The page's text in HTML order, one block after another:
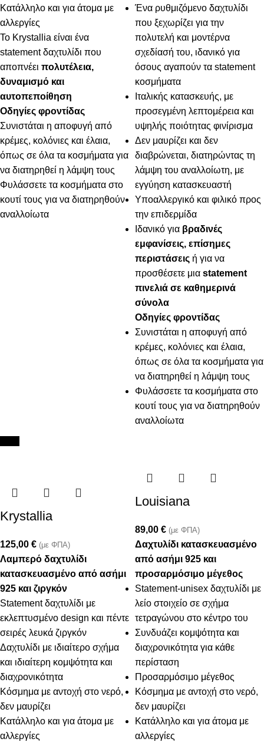
Κατάλληλο και για άτομα με
αλλεργίες
Το Krystallia είναι ένα
statement δαχτυλίδι που
αποπνέει πολυτέλεια,
δυναμισμό και
αυτοπεποίθηση
Οδηγίες φροντίδας
Συνιστάται η αποφυγή από
κρέμες, κολόνιες και έλαια,
όπως σε όλα τα κοσμήματα για
να διατηρηθεί η λάμψη τους
Φυλάσσετε τα κοσμήματα στο
κουτί τους για να διατηρηθούν
αναλλοίωτα
Ένα ρυθμιζόμενο δαχτυλίδι
που ξεχωρίζει για την
πολυτελή και μοντέρνα
σχεδίασή του, ιδανικό για
όσους αγαπούν τα statement
κοσμήματα
Ιταλικής κατασκευής, με
προσεγμένη λεπτομέρεια και
υψηλής ποιότητας φινίρισμα
Δεν μαυρίζει και δεν
διαβρώνεται, διατηρώντας τη
λάμψη του αναλλοίωτη, με
εγγύηση κατασκευαστή
Υποαλλεργικό και φιλικό προς
την επιδερμίδα
Ιδανικό για βραδινές
εμφανίσεις, επίσημες
περιστάσεις ή για να
προσθέσετε μια statement
πινελιά σε καθημερινά
σύνολα
Οδηγίες φροντίδας
Συνιστάται η αποφυγή από
κρέμες, κολόνιες και έλαια,
όπως σε όλα τα κοσμήματα για
να διατηρηθεί η λάμψη τους
Φυλάσσετε τα κοσμήματα στο
κουτί τους για να διατηρηθούν
αναλλοίωτα
Krystallia
125,00 € (με ΦΠΑ)
Λαμπερό δαχτυλίδι
κατασκευασμένο από ασήμι
925 και ζιργκόν
Statement δαχτυλίδι με
εκλεπτυσμένο design και πέντε
σειρές λευκά ζιργκόν
Δαχτυλίδι με ιδιαίτερο σχήμα
και ιδιαίτερη κομψότητα και
διαχρονικότητα
Κόσμημα με αντοχή στο νερό,
δεν μαυρίζει
Κατάλληλο και για άτομα με
αλλεργίες
Louisiana
89,00 € (με ΦΠΑ)
Δαχτυλίδι κατασκευασμένο
από ασήμι 925 και
προσαρμόσιμο μέγεθος
Statement-unisex δαχτυλίδι με
λείο στοιχείο σε σχήμα
τετραγώνου στο κέντρο του
Συνδυάζει κομψότητα και
διαχρονικότητα για κάθε
περίσταση
Προσαρμόσιμο μέγεθος
Κόσμημα με αντοχή στο νερό,
δεν μαυρίζει
Κατάλληλο και για άτομα με
αλλεργίες